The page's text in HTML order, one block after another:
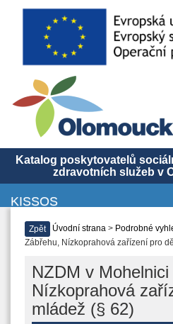
Katalog poskytovatelů
zdravotních služeb v
KISSOS
Zpět Úvodní strana > Podrobné
Zábřehu, Nízkoprahová zařízení pro
NZDM v
Nízkoprahová
mládež (§ 62)